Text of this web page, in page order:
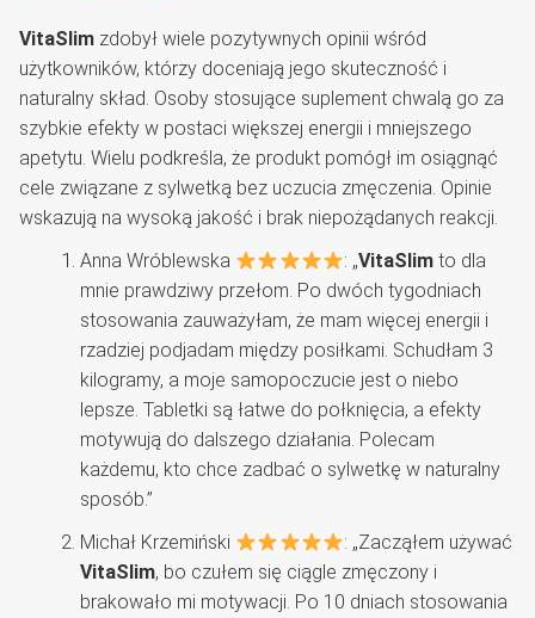
VitaSlim zdobył wiele pozytywnych opinii wśród
użytkowników, którzy doceniają jego skuteczność i
naturalny skład. Osoby stosujące suplement chwalą go za
szybkie efekty w postaci większej energii i mniejszego
apetytu. Wielu podkreśla, że produkt pomógł im osiągnąć
cele związane z sylwetką bez uczucia zmęczenia. Opinie
wskazują na wysoką jakość i brak niepożądanych reakcji.
Anna Wróblewska
: „VitaSlim to dla
mnie prawdziwy przełom. Po dwóch tygodniach
stosowania zauważyłam, że mam więcej energii i
rzadziej podjadam między posiłkami. Schudłam 3
kilogramy, a moje samopoczucie jest o niebo
lepsze. Tabletki są łatwe do połknięcia, a efekty
motywują do dalszego działania. Polecam
każdemu, kto chce zadbać o sylwetkę w naturalny
sposób.”
Michał Krzemiński
: „Zacząłem używać
VitaSlim, bo czułem się ciągle zmęczony i
brakowało mi motywacji. Po 10 dniach stosowania